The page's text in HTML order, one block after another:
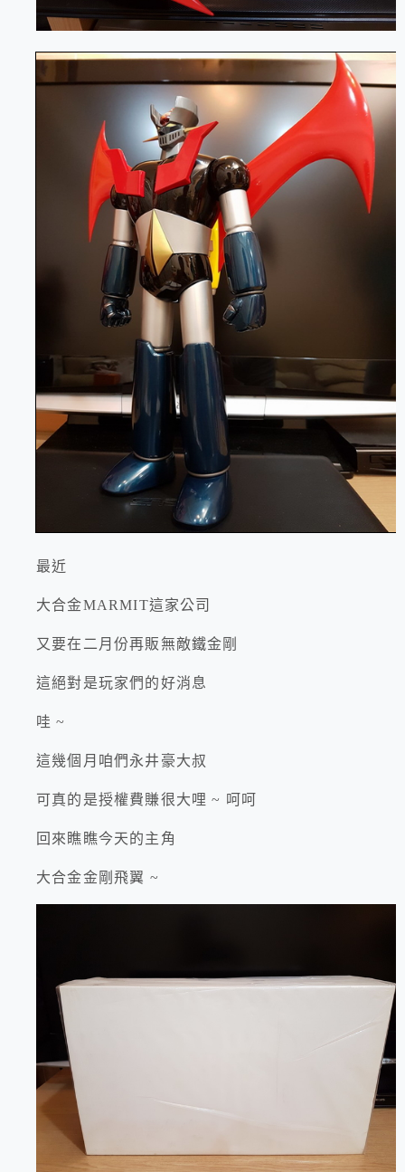
最近
大合金MARMIT這家公司
又要在二月份再販無敵鐵金剛
這絕對是玩家們的好消息
哇 ~
這幾個月咱們永井豪大叔
可真的是授權費賺很大哩 ~ 呵呵
回來瞧瞧今天的主角
大合金金剛飛翼 ~